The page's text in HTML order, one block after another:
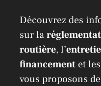
Découvrez des
sur la
routière, l’
financement et les
vous proposons